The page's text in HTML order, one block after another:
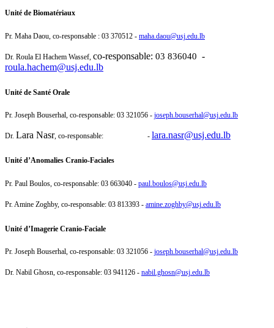
Unité de Biomatériaux
Pr. Maha Daou, co-responsable : 03 370512 - maha.daou@usj.edu.lb
Dr. Roula El Hachem Wassef, co-responsable: 03 836040 -
roula.hachem@usj.edu.lb
Unité de Santé Orale
Pr. Joseph Bouserhal, co-responsable: 03 321056 - joseph.bouserhal@usj.edu.lb
Dr. Lara Nasr, co-responsable: - lara.nasr@usj.edu.lb
Unité d’Anomalies Cranio-Faciales
Pr. Paul Boulos, co-responsable: 03 663040 - paul.boulos@usj.edu.lb
Pr. Amine Zoghby, co-responsable: 03 813393 - amine.zoghby@usj.edu.lb
Unité d’Imagerie Cranio-Faciale
Pr. Joseph Bouserhal, co-responsable: 03 321056 - joseph.bouserhal@usj.edu.lb
Dr. Nabil Ghosn, co-responsable: 03 941126 - nabil.ghosn@usj.edu.lb